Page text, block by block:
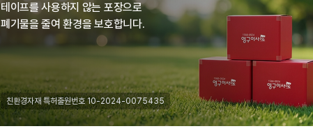
테이프를 사용하지 않는 포장으로
폐기물을 줄여 환경을 보호합니다.
친환경자재 특허출원번호 10-2024-0075435